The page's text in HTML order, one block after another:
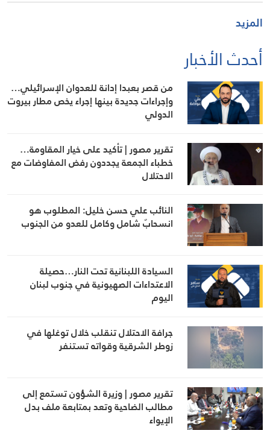
المزيد
أحدث الأخبار
من قصر بعبدا إدانة للعدوان الإسرائيلي…
وإجراءات جديدة بينها إجراء يخص مطار بيروت
الدولي
تقرير مصور | تأكيد على خيار المقاومة…
خطباء الجمعة يجددون رفض المفاوضات مع
الاحتلال
النائب علي حسن خليل: المطلوب هو
انسحابٌ شامل وكامل للعدو من الجنوب
السيادة اللبنانية تحت النار…حصيلة
الاعتداءات الصهيونية في جنوب لبنان
اليوم
جرافة الاحتلال تنقلب خلال توغلها في
زوطر الشرقية وقواته تستنفر
تقرير مصور | وزيرة الشؤون تستمع إلى
مطالب الضاحية وتعد بمتابعة ملف بدل
الإيواء